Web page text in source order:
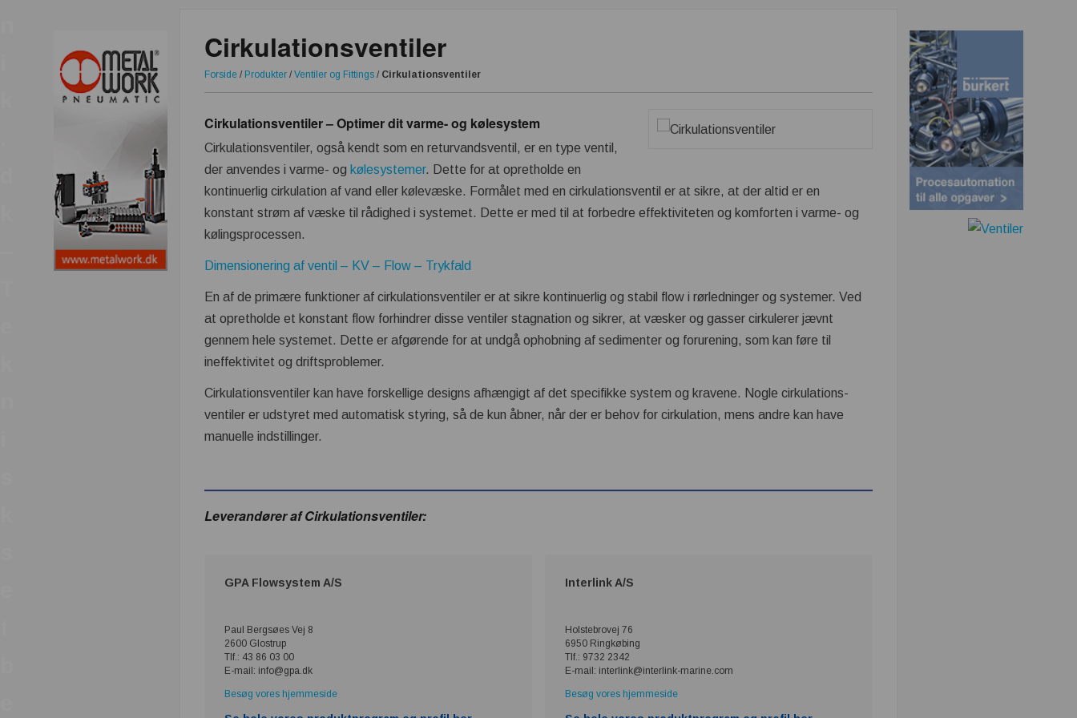
Cirkulationsventiler
Forside / Produkter /Ventiler og Fittings / Cirkulationsventiler
Cirkulationsventiler – Optimer dit varme- og kølesystem
Cirkulationsventiler, også kendt som en returvandsventil, er en type ventil,
der anvendes i varme- og kølesystemer. Dette for at opretholde en
kontinuerlig cirkulation af vand eller kølevæske. Formålet med en cirkulationsventil er at sikre, at der altid er en
konstant strøm af væske til rådighed i systemet. Dette er med til at forbedre effektiviteten og komforten i varme- og
kølingsprocessen.
Dimensionering af ventil – KV – Flow – Trykfald
En af de primære funktioner af cirkulationsventiler er at sikre kontinuerlig og stabil flow i rørledninger og systemer. Ved
at opretholde et konstant flow forhindrer disse ventiler stagnation og sikrer, at væsker og gasser cirkulerer jævnt
gennem hele systemet. Dette er afgørende for at undgå ophobning af sedimenter og forurening, som kan føre til
ineffektivitet og driftsproblemer.
Cirkulationsventiler kan have forskellige designs afhængigt af det specifikke system og kravene. Nogle cirkulations-
ventiler er udstyret med automatisk styring, så de kun åbner, når der er behov for cirkulation, mens andre kan have
manuelle indstillinger.
Leverandører af Cirkulationsventiler:
GPA Flowsystem A/S
Paul Bergsøes Vej 8
2600 Glostrup
Tlf.: 43 86 03 00
E-mail: info@gpa.dk
Besøg vores hjemmeside
Interlink A/S
Holstebrovej 76
6950 Ringkøbing
Tlf.: 9732 2342
E-mail: interlink@interlink-marine.com
Besøg vores hjemmeside